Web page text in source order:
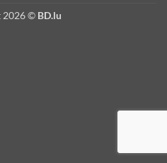
2026 © BD.lu